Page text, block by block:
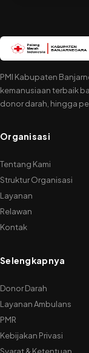
NASIONAL
PMI Kabupaten
kemanusiaan terbaik
donor darah, hingga
Organisasi
Tentang Kami
Struktur Organisasi
Layanan
Relawan
Kontak
Selengkapnya
Donor Darah
Layanan Ambulans
PMR
Kebijakan Privasi
Syarat & Ketentuan